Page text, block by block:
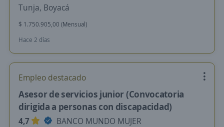
Tunja, Boyacá
$ 1.750.905,00 (Mensual)
Hace 2 días
Empleo destacado
Asesor de servicios junior (Convocatoria
dirigida a personas con discapacidad)
4,7
BANCO MUNDO MUJER